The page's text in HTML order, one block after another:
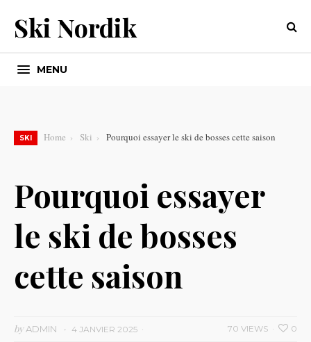
Ski Nordik
MENU
SKI Home Ski Pourquoi essayer le ski de bosses cette saison
Pourquoi essayer
le ski de bosses
cette saison
byADMIN 4 JANVIER 2025 0
70 VIEWS